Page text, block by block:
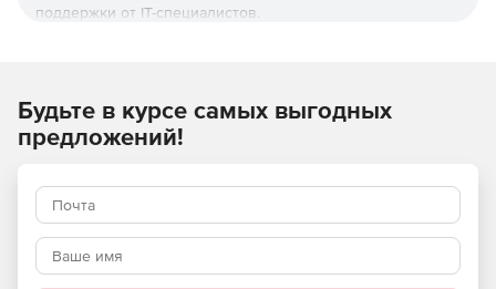
поддержки от IT-специалистов.
Защита от DDoS-атак сетевого уровня.
Защита от DDoS-атак на уровне приложения.
Фильтрация HTTPS.
Защита сайта от взлома.
Будьте в курсе самых выгодных
предложений!